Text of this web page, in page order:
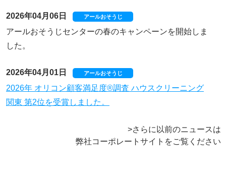
2026年04月06日 アールおそうじ
アールおそうじセンターの春のキャンペーンを開始しま
した。
2026年04月01日 アールおそうじ
2026年 オリコン顧客満足度®調査 ハウスクリーニング
関東 第2位を受賞しました。
>さらに以前のニュースは
弊社コーポレートサイトをご覧ください